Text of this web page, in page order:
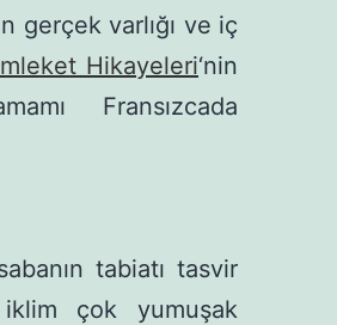
gerçek varlığı ve iç
Hikayeleri‘nin
Fransızcada
tabiatı tasvir
çok yumu­şak